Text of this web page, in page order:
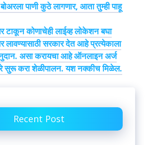
बोअरला पाणी कुठे लागणार, आता तुम्ही पाहू
टाकून कोणाचेही लाईव्ह लोकेशन बघा
लावण्यासाठी सरकार देत आहे प्रत्येकाला
असा करायचा आहे ऑनलाइन अर्ज
सुरू करा शेळीपालन. यश नक्कीच मिळेल.
Recent Post